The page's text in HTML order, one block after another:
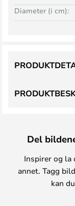
Diameter (i cm):
Del
Inspirer og la
annet. Tagg
kan